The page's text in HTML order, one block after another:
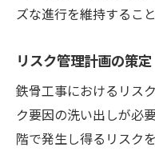
ズな進行を維持するこ
リスク管理計画の策定
鉄骨工事におけるリス
ク要因の洗い出しが必
階で発生し得るリスク